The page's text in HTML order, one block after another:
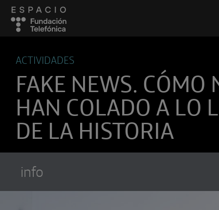
ACTIVIDADES
FAKE NEWS. CÓMO
HAN COLADO A LO
DE LA HISTORIA
info